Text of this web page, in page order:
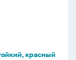
красный